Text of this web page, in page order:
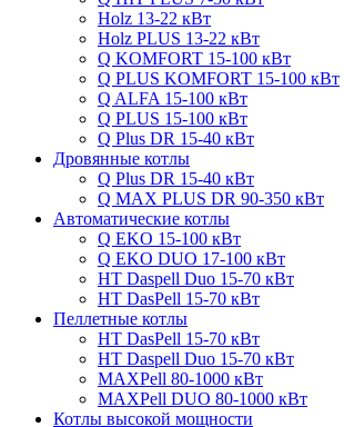
Holz 13-22 кВт
Holz PLUS 13-22 кВт
Q KOMFORT 15-100 кВт
Q PLUS KOMFORT 15-100 кВт
Q ALFA 15-100 кВт
Q PLUS 15-100 кВт
Q Plus DR 15-40 кВт
Дровянные котлы
Q Plus DR 15-40 кВт
Q MAX PLUS DR 90-350 кВт
Автоматические котлы
Q EKO 15-100 кВт
Q EKO DUO 17-100 кВт
HT Daspell Duo 15-70 кВт
HT DasPell 15-70 кВт
Пеллетные котлы
HT DasPell 15-70 кВт
HT Daspell Duo 15-70 кВт
MAXPell 80-1000 кВт
MAXPell DUO 80-1000 кВт
Котлы высокой мощности